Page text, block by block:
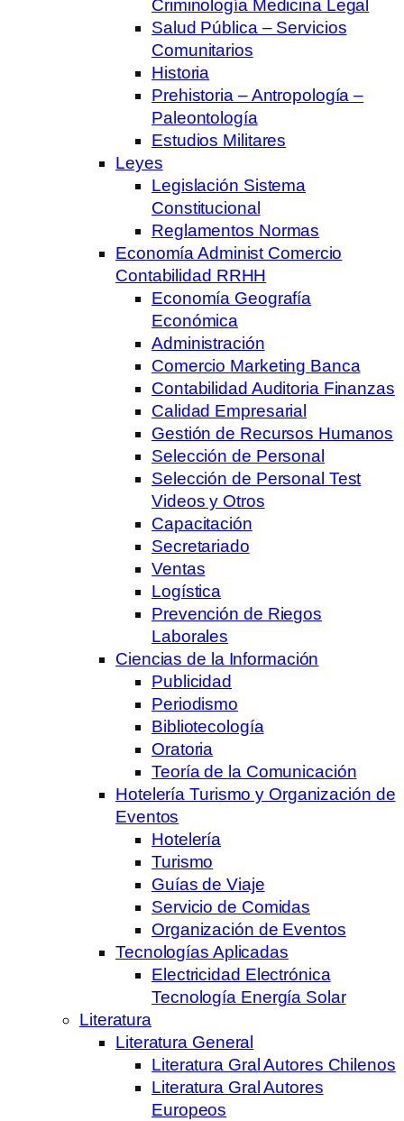
Criminología Medicina Legal
Salud Pública – Servicios
Comunitarios
Historia
Prehistoria – Antropología –
Paleontología
Estudios Militares
Leyes
Legislación Sistema
Constitucional
Reglamentos Normas
Economía Administ Comercio
Contabilidad RRHH
Economía Geografía
Económica
Administración
Comercio Marketing Banca
Contabilidad Auditoria Finanzas
Calidad Empresarial
Gestión de Recursos Humanos
Selección de Personal
Selección de Personal Test
Videos y Otros
Capacitación
Secretariado
Ventas
Logística
Prevención de Riegos
Laborales
Ciencias de la Información
Publicidad
Periodismo
Bibliotecología
Oratoria
Teoría de la Comunicación
Hotelería Turismo y Organización de
Eventos
Hotelería
Turismo
Guías de Viaje
Servicio de Comidas
Organización de Eventos
Tecnologías Aplicadas
Electricidad Electrónica
Tecnología Energía Solar
Literatura
Literatura General
Literatura Gral Autores Chilenos
Literatura Gral Autores
Europeos